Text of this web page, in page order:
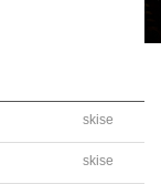
Punggol Primary
skise
skise